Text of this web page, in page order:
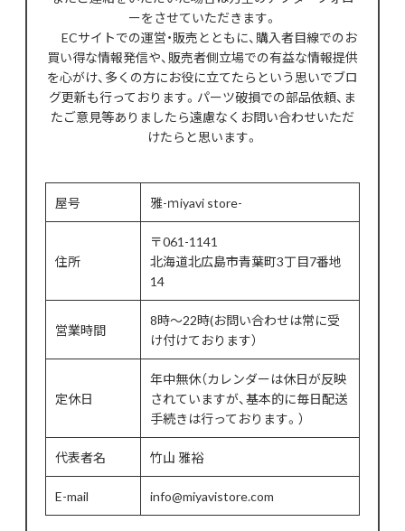
ーをさせていただきます。
ECサイトでの運営・販売とともに、購入者目線でのお
買い得な情報発信や、販売者側立場での有益な情報提供
を心がけ、多くの方にお役に立てたらという思いでブロ
グ更新も行っております。パーツ破損での部品依頼、ま
たご意見等ありましたら遠慮なくお問い合わせいただ
けたらと思います。
屋号 雅-ｍiyavi store-
住所
〒061-1141
北海道北広島市青葉町3丁目7番地
14
営業時間
8時〜22時(お問い合わせは常に受
け付けております）
定休日
年中無休（カレンダーは休日が反映
されていますが、基本的に毎日配送
手続きは行っております。）
代表者名 竹山 雅裕
E-mail info@miyavistore.com